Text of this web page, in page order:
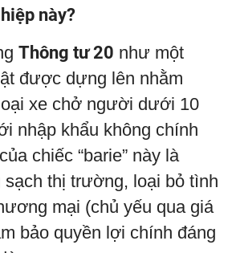
này?
Thông tư 20 như một
được dựng lên nhằm
xe chở người dưới 10
nhập khẩu không chính
chiếc “barie” này là
sạch thị trường, loại bỏ tình
mại (chủ yếu qua giá
bảo quyền lợi chính đáng